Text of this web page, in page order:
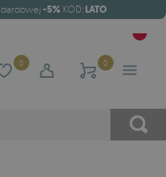
-5%KOD:LATO
0 0